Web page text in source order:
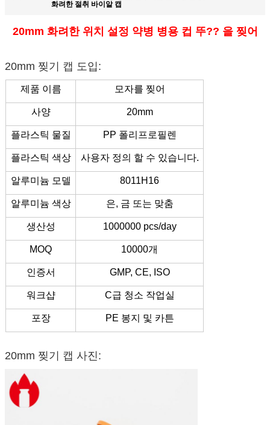
화려한 절취 바이알 캡
20mm 화려한 위치 설정 약병 병용 컵 뚜?? 을 찢어
20mm 찢기 캡 도입:
제품 이름 모자를 찢어
사양 20mm
플라스틱 물질 PP 폴리프로필렌
플라스틱 색상 사용자 정의 할 수 있습니다.
알루미늄 모델 8011H16
알루미늄 색상 은, 금 또는 맞춤
생산성 1000000 pcs/day
MOQ 10000개
인증서 GMP, CE, ISO
워크샵 C급 청소 작업실
포장 PE 봉지 및 카튼
20mm 찢기 캡 사진: